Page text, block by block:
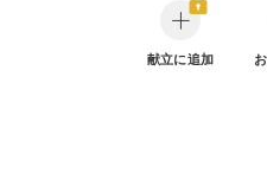
献立に追加